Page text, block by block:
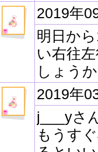
2019年
明日か
い右往
しょう
2019年
j___yさ
もうす